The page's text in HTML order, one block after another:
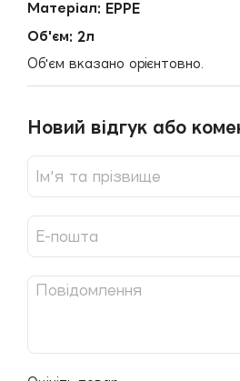
Матеріал: EPPE
Об'єм: 2л
Об'єм вказано орієнтовно.
Новий відгук або